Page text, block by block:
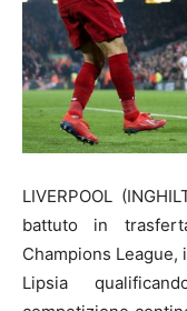
LIVERPOOL
battuto in
Champions
Lipsia